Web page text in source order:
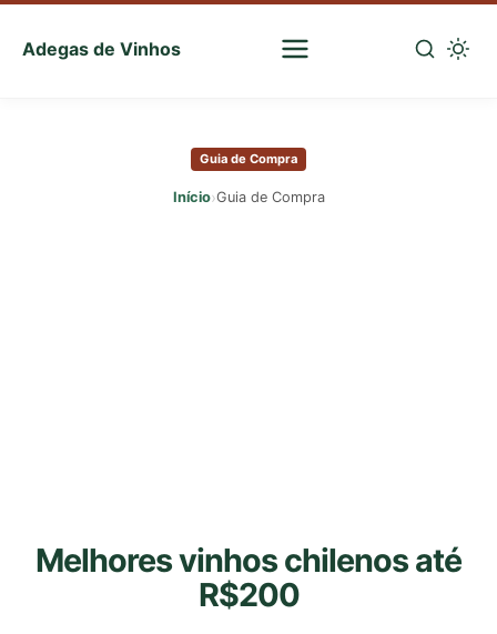
Adegas de Vinhos
Sua
Guia de Compra
Início›Guia de Compra
Melhores vinhos chilenos até
R$200